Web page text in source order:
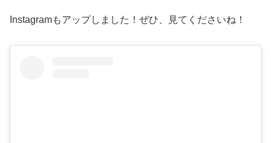
Instagramもアップしました！ぜひ、見てくださいね！